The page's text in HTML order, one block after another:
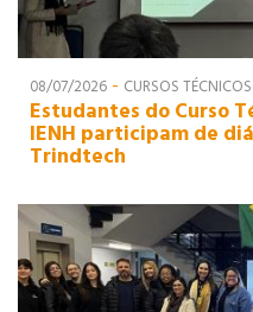
08/07/2026 - CURSOS TÉCNICOS
Estudantes do Curso
IENH participam de
Trindtech